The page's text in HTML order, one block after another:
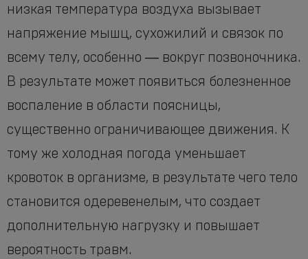
низкая температура воздуха вызывает
напряжение мышц, сухожилий и связок по
всему телу, особенно ― вокруг позвоночника.
В результате может появиться болезненное
воспаление в области поясницы,
существенно ограничивающее движения. К
тому же холодная погода уменьшает
кровоток в организме, в результате чего тело
становится одеревенелым, что создает
дополнительную нагрузку и повышает
вероятность травм.